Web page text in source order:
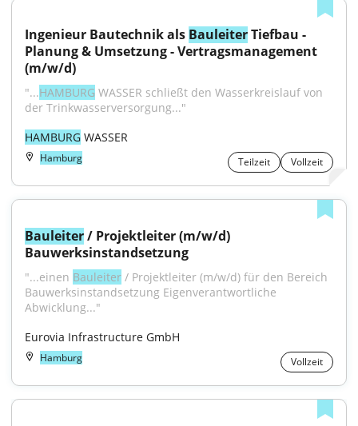
Ingenieur Bautechnik als Bauleiter Tiefbau -
Planung & Umsetzung - Vertragsmanagement
(m/w/d)
"...HAMBURG WASSER schließt den Wasserkreislauf von
der Trinkwasserversorgung..."
HAMBURG WASSER
Hamburg Teilzeit Vollzeit
Bauleiter / Projektleiter (m/w/d)
Bauwerksinstandsetzung
"...einen Bauleiter / Projektleiter (m/w/d) für den Bereich
Bauwerksinstandsetzung Eigenverantwortliche
Abwicklung..."
Eurovia Infrastructure GmbH
Hamburg Vollzeit